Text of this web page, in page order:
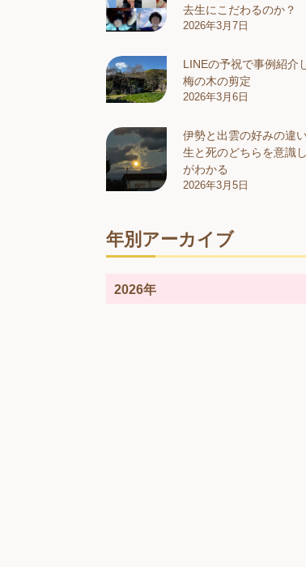
去生にこだわるのか？
2026年3月7日
LINEの予祝で事例紹介
梅の木の剪定
2026年3月6日
伊勢と出雲の好みの違
生と死のどちらを意識
がわかる
2026年3月5日
年別アーカイブ
2026年